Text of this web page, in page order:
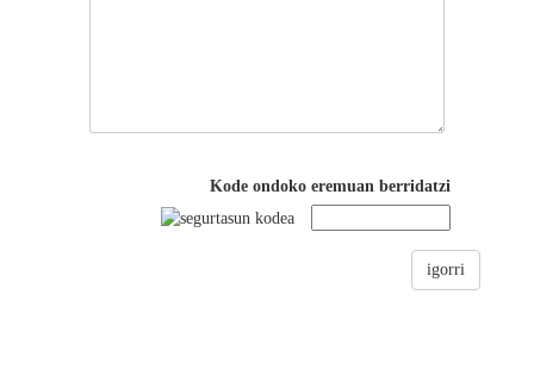
Kode ondoko eremuan berridatzi
igorri